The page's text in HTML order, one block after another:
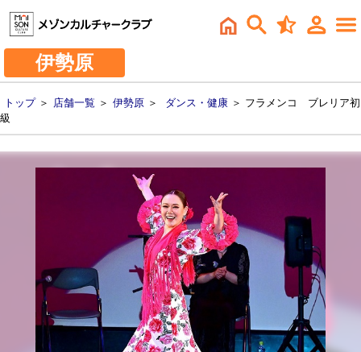
伊勢原
トップ＞ 店舗一覧 ＞ 伊勢原 ＞ ダンス・健康 ＞ フラメンコ ブレリア初
級